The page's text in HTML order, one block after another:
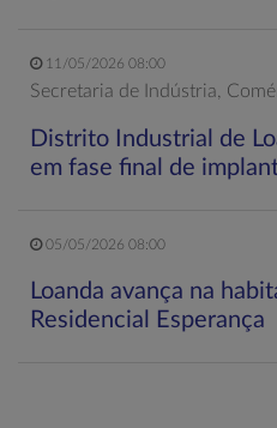
11/05/2026 08:00
Secretaria de Indústria,
Distrito Industrial de
em fase final de
05/05/2026 08:00
Loanda avança na
Residencial Esperança